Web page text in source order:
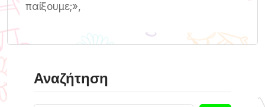
παίξουμε;»,
Αναζήτηση